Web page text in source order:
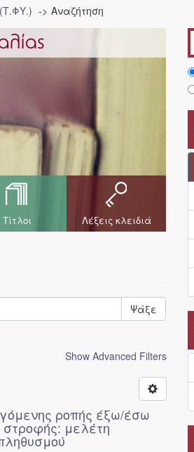
Αναζήτηση
Τίτλοι Λέξεις κλειδιά
Ψάξε
Show Advanced Filters
ροπής έξω/έσω
στροφής: μελέτη